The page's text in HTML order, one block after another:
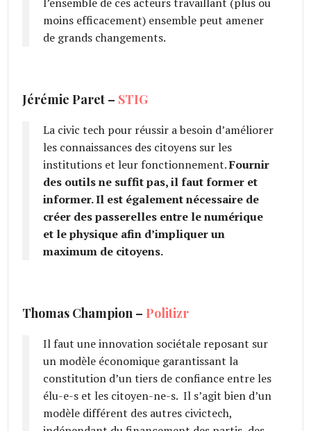
moins efficacement) ensemble peut amener
de grands changements.
Jérémie Paret – STIG
La civic tech pour réussir a besoin d’améliorer
les connaissances des citoyens sur les
institutions et leur fonctionnement.Fournir
des outils ne suffit pas, il faut former et
informer. Il est également nécessaire de
créer des passerelles entre le numérique
et le physique afin d’impliquer un
maximum de citoyens.
Thomas Champion – Politizr
Il faut une innovation sociétale reposant sur
un modèle économique garantissant la
constitution d’un tiers de confiance entre les
élu-e-s et les citoyen-ne-s. Il s’agit bien d’un
modèle différent des autres civictech,